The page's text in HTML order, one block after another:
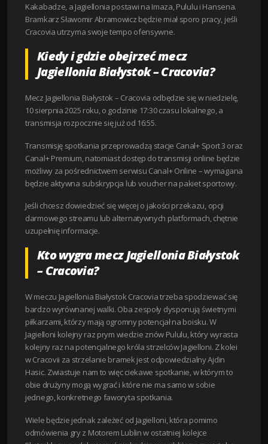
Kakabadze, a Jagiellonia postawi na Imaza, Pululu i Hansena.
Bramkarz Sławomir Abramowicz będzie miał sporo pracy, jeśli
Cracovia utrzyma swoje tempo ofensywne.
Kiedy i gdzie obejrzeć mecz
Jagiellonia Białystok – Cracovia?
Mecz Jagiellonia Białystok – Cracovia odbędzie się w niedzielę,
10 sierpnia 2025 roku, o godzinie 17:30 czasu lokalnego, a
transmisja rozpocznie się już od 16:55.
Transmisję spotkania przeprowadzą stacje Canal+ Sport 3 oraz
Canal+ Premium, natomiast dostęp do transmisji online będzie
możliwy za pośrednictwem serwisu Canal+ Online – wymagana
będzie aktywna subskrypcja lub voucher na pakiet sportowy.
Jeśli chcesz dowiedzieć się więcej o jakości przekazu, opcji
darmowego streamu lub alternatywnych platformach, chętnie
uzupełnię informacje.
Kto wygra mecz Jagiellonia Białystok
– Cracovia?
W meczu Jagiellonia Białystok Cracovia trzeba spodziewać się
bardzo wyrównanej walki. Oba zespoły dysponują świetnymi
piłkarzami, którzy mają ogromny potencjał na boisku. W
Jagielloni kolejny raz prym wiedzie znów Pululu, który wyrasta
kolejny raz na potencjalnego króla strzelców Jagielloni. Z kolei
w Cracovii za strzelanie bramek jest odpowiedzialny Ajdin
Hasic. Zwiastuje nam to więc ciekawe spotkanie, w którym to
obie drużyny mogą wygrać i które nie ma samo w sobie
jednego, konkretnego faworyta spotkania.
Wiele będzie jednak zależeć od Jagielloni, która pomimo
odmówienia gry z Motorem Lublin w ostatniej kolejce